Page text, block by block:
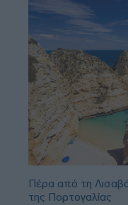
Πέρα από τη
της Πορτογαλίας